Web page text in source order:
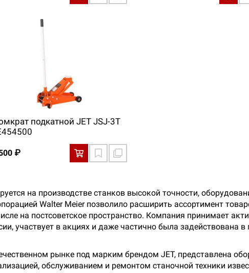
подкатной JET JSJ-3T
₽
на производстве станков высокой точности,
Walter Meier позволило расширить ассортимент
на постсоветское пространство. Компания принимает
участвует в акциях и даже частично была задействована
рынке под марким брендом JET, представлена
обслуживанием и ремонтом станочной техники